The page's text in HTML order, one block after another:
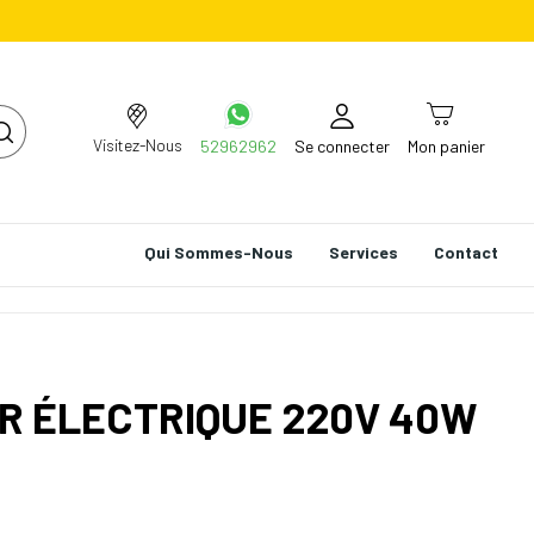
Visitez-Nous 52962962 Se connecter Mon panier
Qui Sommes-Nous Services Contact
ÉLECTRIQUE 220V 40W